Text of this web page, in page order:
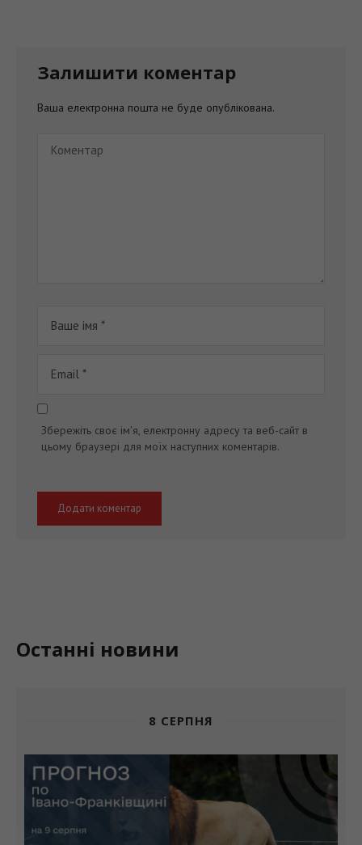
Залишити коментар
Ваша електронна пошта не буде опублікована.
Збережіть своє ім'я, електронну адресу та веб-сайт в
цьому браузері для моїх наступних коментарів.
Останні новини
8 СЕРПНЯ